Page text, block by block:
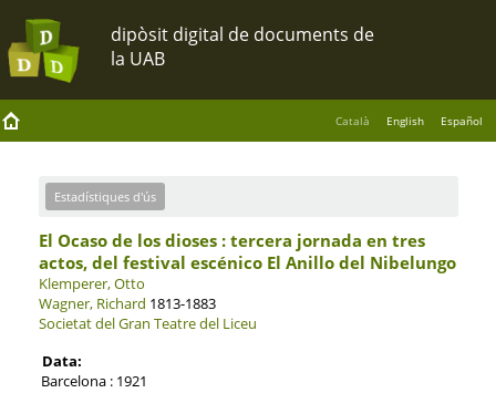
Català English Español
Estadístiques d'ús
El Ocaso de los dioses : tercera jornada en tres
actos, del festival escénico El Anillo del Nibelungo
Klemperer, Otto
Wagner, Richard 1813-1883
Societat del Gran Teatre del Liceu
Data:
Barcelona : 1921